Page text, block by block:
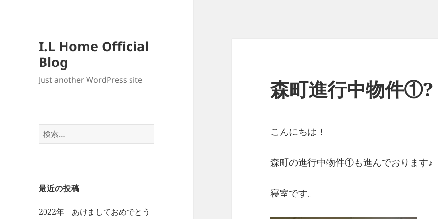
I.L Home Official
Blog
Just another WordPress site
検
索:
最近の投稿
2022年 あけましておめでとう
森町進行中物件
こんにちは！
森町の進行中物件①も進んでおります♪
寝室です。